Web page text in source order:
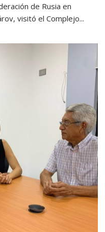
de Rusia en
visitó el Complejo...